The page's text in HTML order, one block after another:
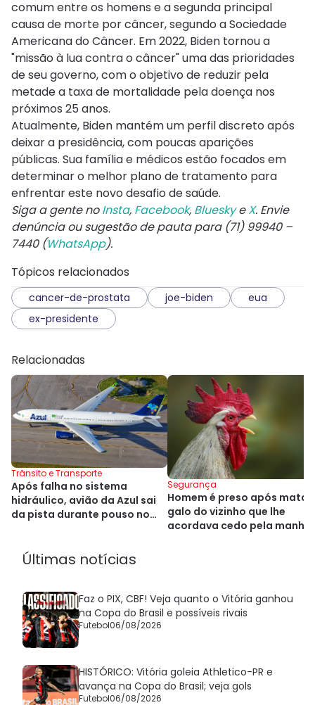
comum entre os homens e a segunda principal
causa de morte por câncer, segundo a Sociedade
Americana do Câncer. Em 2022, Biden tornou a
"missão à lua contra o câncer" uma das prioridades
de seu governo, com o objetivo de reduzir pela
metade a taxa de mortalidade pela doença nos
próximos 25 anos.
Atualmente, Biden mantém um perfil discreto após
deixar a presidência, com poucas aparições
públicas. Sua família e médicos estão focados em
determinar o melhor plano de tratamento para
enfrentar este novo desafio de saúde.
Siga a gente noInsta, Facebook, BlueskyeX. Envie
denúncia ou sugestão de pauta para (71) 99940 –
7440 (WhatsApp).
Tópicos relacionados
cancer-de-prostata joe-biden
eua
ex-presidente
Relacionadas
Trânsito e Transporte
Após falha no sistema
hidráulico, avião da Azul sai
da pista durante pouso no
Segurança
Homem é preso após matar
galo do vizinho que lhe
acordava cedo pela manhã
Últimas notícias
Faz o PIX, CBF! Veja quanto o Vitória ganhou
na Copa do Brasil e possíveis rivais
Futebol06/08/2026
HISTÓRICO: Vitória goleia Athletico-PR e
avança na Copa do Brasil; veja gols
Futebol06/08/2026